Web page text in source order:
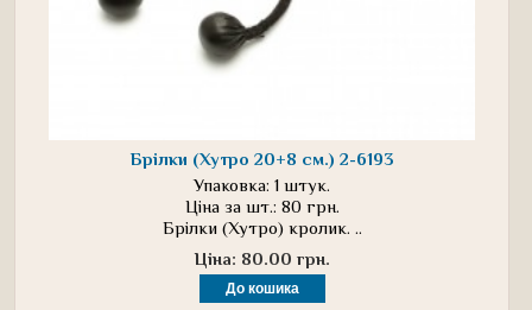
Брілки (Хутро 20+8 см.) 2-6193
Упаковка: 1 штук.
Ціна за шт.: 80 грн.
Брілки (Хутро) кролик. ..
Ціна: 80.00 грн.